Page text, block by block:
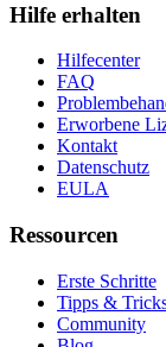
Hilfe erhalten
Hilfecenter
FAQ
Erworbene
Kontakt
Datenschutz
EULA
Ressourcen
Erste Schritte
Tipps &
Community